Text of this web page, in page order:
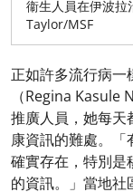
衞生人員在伊波
Taylor/MSF
正如許多流行病
（Regina Kasule
推廣人員，她每天
康資訊的難處。「
確實存在，特別是
的資訊。」當地社